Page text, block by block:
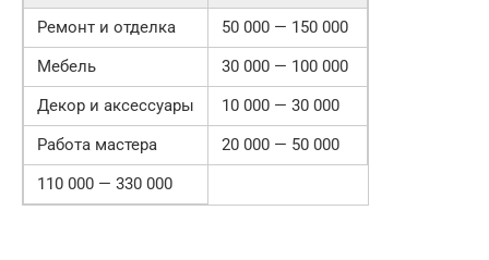
Ремонт и отделка
50 000 — 150 000
Мебель
30 000 — 100 000
Декор и аксессуары
10 000 — 30 000
Работа мастера
20 000 — 50 000
110 000 — 330 000